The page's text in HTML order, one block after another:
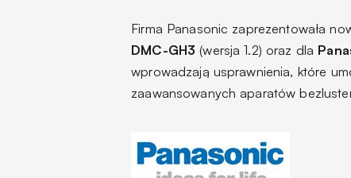
Firma Panasonic zaprezentowała
DMC-GH3 (wersja 1.2) oraz dla
wprowadzają usprawnienia, które
zaawansowanych aparatów